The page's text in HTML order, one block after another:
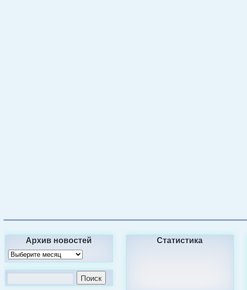
Архив новостей Статистика